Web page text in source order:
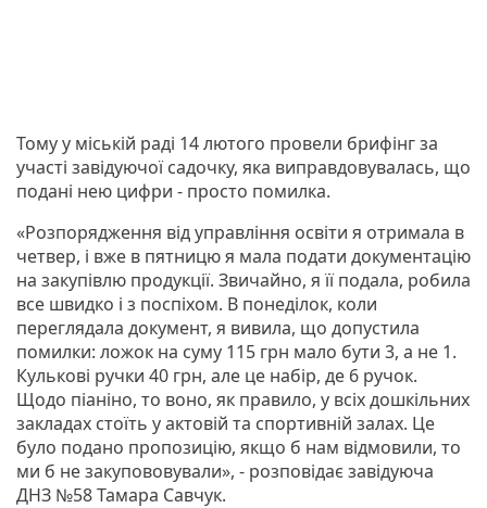
Тому у міській раді 14 лютого провели брифінг за
участі завідуючої садочку, яка виправдовувалась, що
подані нею цифри - просто помилка.
«Розпорядження від управління освіти я отримала в
четвер, і вже в пятницю я мала подати документацію
на закупівлю продукції. Звичайно, я її подала, робила
все швидко і з поспіхом. В понеділок, коли
переглядала документ, я вивила, що допустила
помилки: ложок на суму 115 грн мало бути 3, а не 1.
Кулькові ручки 40 грн, але це набір, де 6 ручок.
Щодо піаніно, то воно, як правило, у всіх дошкільних
закладах стоїть у актовій та спортивній залах. Це
було подано пропозицію, якщо б нам відмовили, то
ми б не закупововували», - розповідає завідуюча
ДНЗ №58 Тамара Савчук.